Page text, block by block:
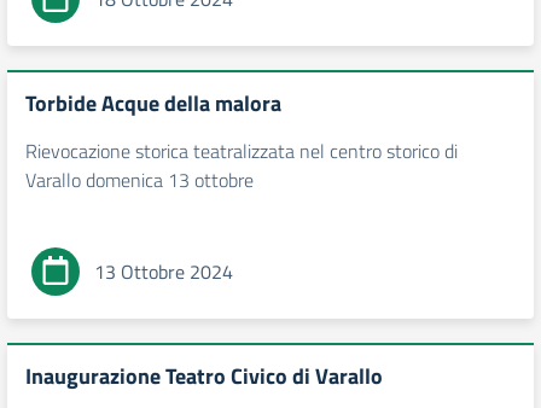
Torbide Acque della malora
Rievocazione storica teatralizzata nel centro storico di
Varallo domenica 13 ottobre
13 Ottobre 2024
Inaugurazione Teatro Civico di Varallo